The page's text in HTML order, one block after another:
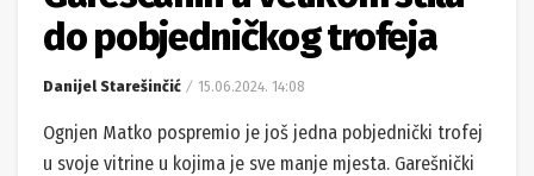
do pobjedničkog trofeja
Danijel Starešinčić 15.06.2024. 14:08
Ognjen Matko pospremio je još jedna pobjednički trofej
u svoje vitrine u kojima je sve manje mjesta. Garešnički